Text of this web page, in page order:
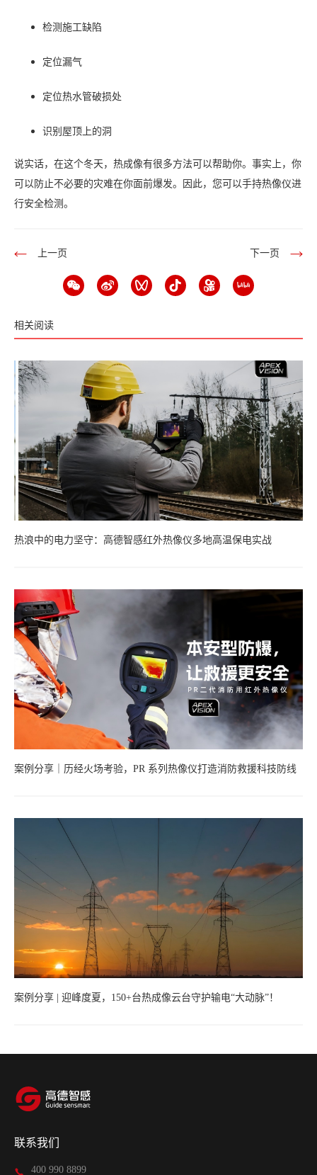
检测施工缺陷
定位漏气
定位热水管破损处
识别屋顶上的洞
说实话，在这个冬天，热成像有很多方法可以帮助你。事实上，你
可以防止不必要的灾难在你面前爆发。因此，您可以手持热像仪进
行安全检测。
上一页 下一页
相关阅读
热浪中的电力坚守：高德智感红外热像仪多地高温保电实战
案例分享｜历经火场考验，PR 系列热像仪打造消防救援科技防线
案例分享 | 迎峰度夏，150+台热成像云台守护输电“大动脉”！
联系我们
400 990 8899